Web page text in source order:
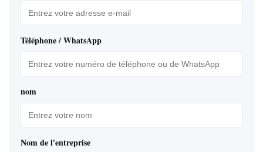
Téléphone / WhatsApp
nom
Nom de l'entreprise